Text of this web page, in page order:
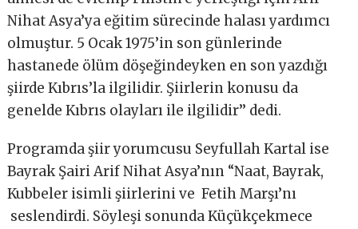
Nihat Asya’ya eğitim sürecinde halası yardımcı
olmuştur. 5 Ocak 1975’in son günlerinde
hastanede ölüm döşeğindeyken en son yazdığı
şiirde Kıbrıs’la ilgilidir. Şiirlerin konusu da
genelde Kıbrıs olayları ile ilgilidir’’ dedi.
Programda şiir yorumcusu Seyfullah Kartal ise
Bayrak Şairi Arif Nihat Asya’nın “Naat, Bayrak,
Kubbeler isimli şiirlerini ve Fetih Marşı’nı
seslendirdi. Söyleşi sonunda Küçükçekmece